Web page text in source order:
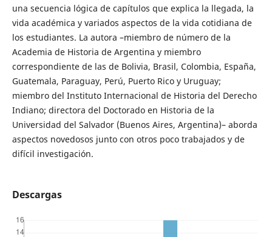
una secuencia lógica de capítulos que explica la llegada, la
vida académica y variados aspectos de la vida cotidiana de
los estudiantes. La autora –miembro de número de la
Academia de Historia de Argentina y miembro
correspondiente de las de Bolivia, Brasil, Colombia, España,
Guatemala, Paraguay, Perú, Puerto Rico y Uruguay;
miembro del Instituto Internacional de Historia del Derecho
Indiano; directora del Doctorado en Historia de la
Universidad del Salvador (Buenos Aires, Argentina)– aborda
aspectos novedosos junto con otros poco trabajados y de
difícil investigación.
Descargas